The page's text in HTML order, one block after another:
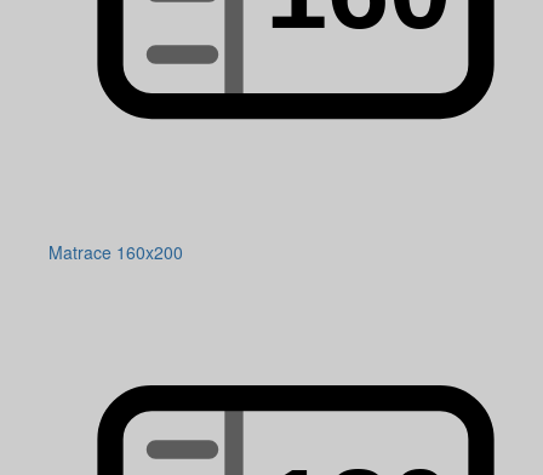
Matrace 160x200